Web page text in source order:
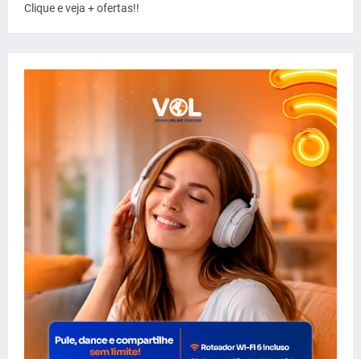
Clique e veja + ofertas!!